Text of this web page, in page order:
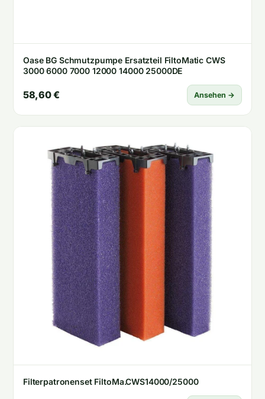
Oase BG Schmutzpumpe Ersatzteil FiltoMatic CWS
3000 6000 7000 12000 14000 25000DE
58,60 € Ansehen →
Filterpatronenset FiltoMa.CWS14000/25000